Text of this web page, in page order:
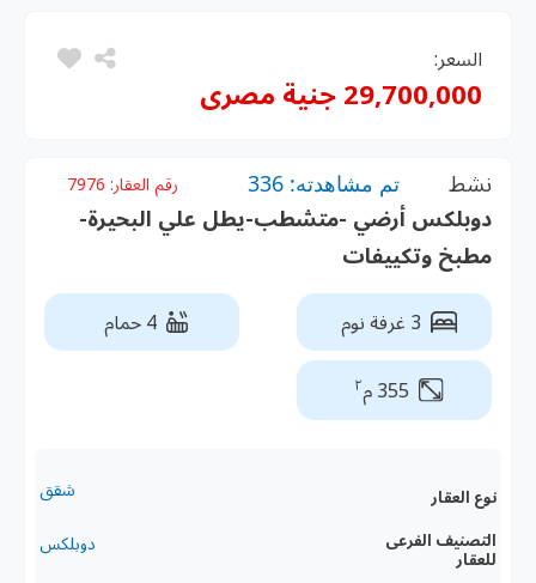
السعر:
29,700,000 جنية مصرى
نشط تم مشاهدته: 336 رقم العقار: 7976
دوبلكس أرضي -متشطب-يطل علي البحيرة-
مطبخ وتكييفات
3 غرفة نوم 4 حمام
355 م ٢
نوع العقار شقق
التصنيف الفرعى
للعقار
دوبلكس